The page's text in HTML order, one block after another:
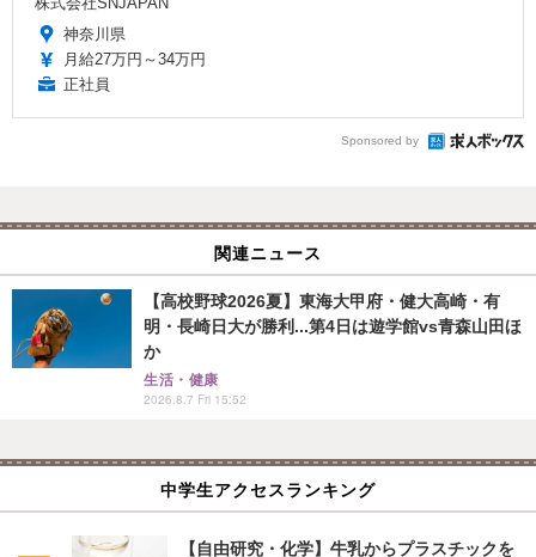
神奈川県
月給27万円～34万円
正社員
Sponsored by
関連ニュース
【高校野球2026夏】東海大甲府・健大高崎・有
明・長崎日大が勝利...第4日は遊学館vs青森山田ほ
か
生活・健康
2026.8.7 Fri 15:52
中学生アクセスランキング
【自由研究・化学】牛乳からプラスチックを